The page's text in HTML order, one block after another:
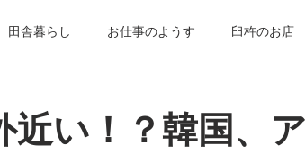
田舎暮らし お仕事のようす 臼杵のお店
近い！？韓国、